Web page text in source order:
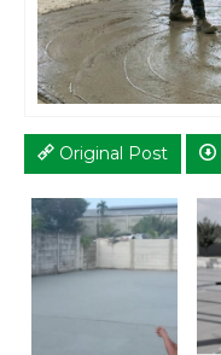
Original Post